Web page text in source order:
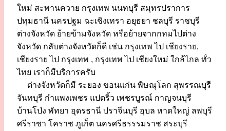
ใหม่ สะพานควาย กรุงเทพ นนทบุรี สมุทรปราการ
ปทุมธานี นครปฐม ฉะเชิงเทรา อยุธยา ชลบุรี ราชบุรี
ต่างจังหวัด ย้ายข้ามจังหวัด หรือย้ายจากกทมไปต่าง
จังหวัด กลับต่างจังหวัดก็ดี เช่น กรุงเทพ ไป เชียงราย,
เชียงราย ไป กรุงเทพ , กรุงเทพ ไป เชียงใหม่ ใกล้ไกล ทั่ว
ไทย เราก็มีบริการครับ
ต่างจังหวัดก็มี ระยอง ขอนแก่น พิษณุโลก สุพรรณบุรี
จันทบุรี กำแพงเพชร แปดริ้ว เพชรบูรณ์ กาญจนบุรี
บ้านโป่ง พัทยา อุดรธานี ปราจีนบุรี อุบล หาดใหญ่ ลพบุรี
ศรีราชา โคราช ภูเก็ต นครศรีธรรรมราช สระบุรี